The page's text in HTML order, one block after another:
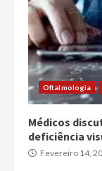
Oftalmologia
Médicos
deficiência
Fevereiro 14,